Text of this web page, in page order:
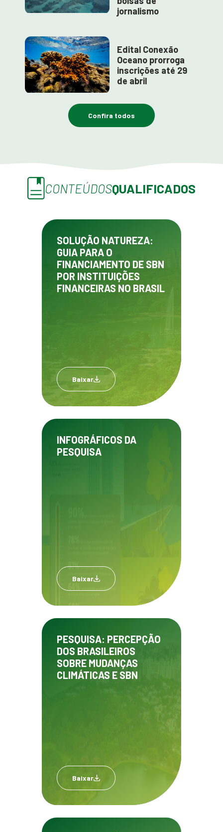
jornalismo
Edital Conexão
Oceano prorroga
inscrições até 29
de abril
Confira todos
CONTEÚDOSQUALIFICADOS
SOLUÇÃO NATUREZA:
GUIA PARA O
FINANCIAMENTO DE SBN
POR INSTITUIÇÕES
FINANCEIRAS NO BRASIL
Baixar
INFOGRÁFICOS DA
PESQUISA
Baixar
PESQUISA: PERCEPÇÃO
DOS BRASILEIROS
SOBRE MUDANÇAS
CLIMÁTICAS E SBN
Baixar